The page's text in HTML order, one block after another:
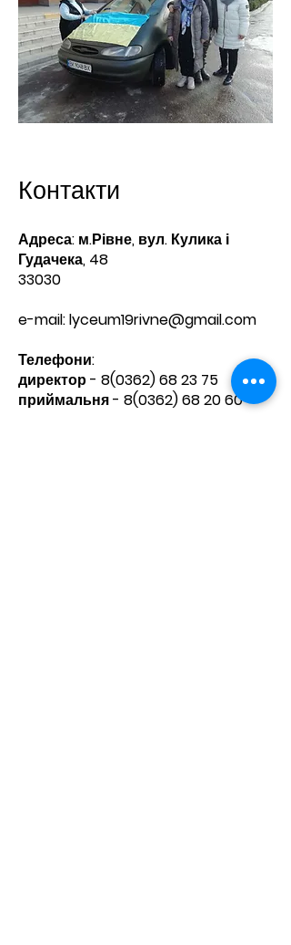
Previous Next
Контакти
Адреса: м.Рівне, вул. Кулика і
Гудачека, 48
33030
e-mail:lyceum19rivne@gmail.com
Телефони:​
директор - 8(0362) 68 23 75
приймальня - 8(0362) 68 20 60